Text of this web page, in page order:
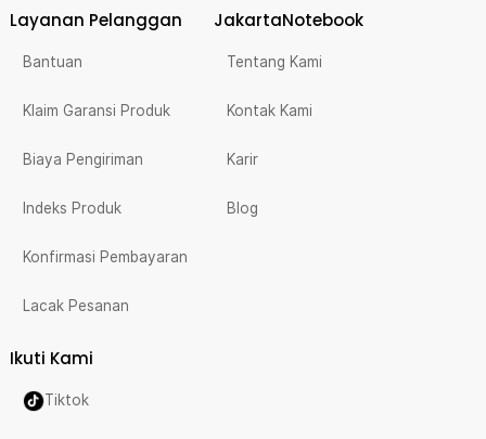
Layanan Pelanggan
Bantuan
Klaim Garansi Produk
Biaya Pengiriman
Indeks Produk
Konfirmasi Pembayaran
Lacak Pesanan
JakartaNotebook
Tentang Kami
Kontak Kami
Karir
Blog
Ikuti Kami
Tiktok